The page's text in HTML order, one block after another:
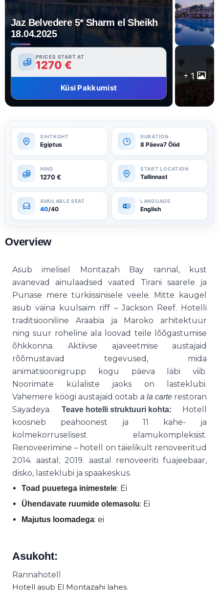
Jaz Belvedere 5* Sharm el Sheikh
18.04.2025
PRICES START AT
1270 €
Küsi Pakkumist
1
Egiptus 8 Päeva7 Ööd
1270€ Tallinnast
40/40 English
Overview
Asub imelisel Montazah Bay rannal, kust
avanevad ainulaadsed vaated Tirani saarele ja
Punase mere türkiissinisele veele. Mitte kaugel
asub väina kuulsaim riff – Jackson Reef. Hotelli
traditsiooniline Araabia ja Maroko arhitektuur
ning suur roheline ala loovad teile lõõgastumise
õhkkonna. Aktiivse ajaveetmise austajaid
rõõmustavad tegevused, mida
animatsioonigrupp kogu päeva läbi viib.
Noorimate külaliste jaoks on lasteklubi.
Vahemere köögi austajaid ootab a la carterestoran
Sayadeya. Teave hotelli struktuuri kohta:
Hotell
koosneb peahoonest ja 11 kahe- ja
kolmekorruselisest elamukompleksist.
Renoveerimine – hotell on täielikult renoveeritud
2014. aastal; 2019. aastal renoveeriti fuajeebaar,
disko, lasteklubi ja spaakeskus.
Toad puuetega inimestele: Ei
Ühendavate ruumide olemasolu: Ei
Majutus loomadega: ei
Asukoht:
Rannahotell
Hotell asub El Montazahi lahes.